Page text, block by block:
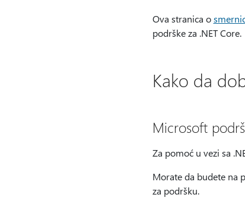
Ova stranica o
podrške za .NET Core.
Kako da
Microsoft
Za pomoć u vezi sa
Morate da budete na
za podršku.